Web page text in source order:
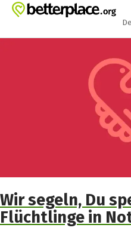
Zum Hauptinhalt springen
Erklärung zur
Wir segeln, Du
Flüchtlinge in